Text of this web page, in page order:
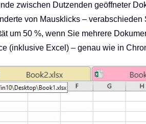
zwischen Dutzenden geöffneter
von Mausklicks – verabschieden
um 50 %, wenn Sie mehrere
(inklusive Excel) – genau wie in